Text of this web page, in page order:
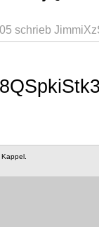
schrieb